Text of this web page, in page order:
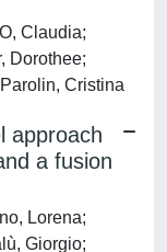
Claudia;
Dorothee;
Cristina
approach
a fusion
Lorena;
Giorgio;